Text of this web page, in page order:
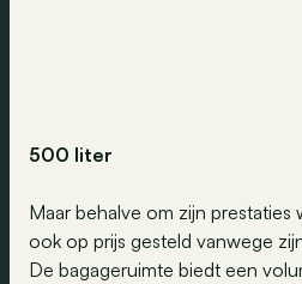
500 liter
Maar behalve om zijn
ook op prijs gesteld vanwege
De bagageruimte biedt een